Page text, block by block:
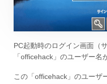
PC起動時のログイン画面（
「officehack」のユーザー名
この「officehack」のユーザ